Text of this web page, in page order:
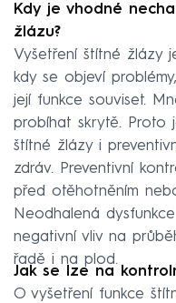
Kdy je vhodné
žlázu?
Vyšetření štítné žlázy
kdy se objeví
její funkce souviset.
probíhat skrytě. Proto
štítné žlázy i
zdráv. Preventivní
před otěhotněním
Neodhalená
negativní vliv na
řadě i na plod.
Jak se lze na
O vyšetření funkce